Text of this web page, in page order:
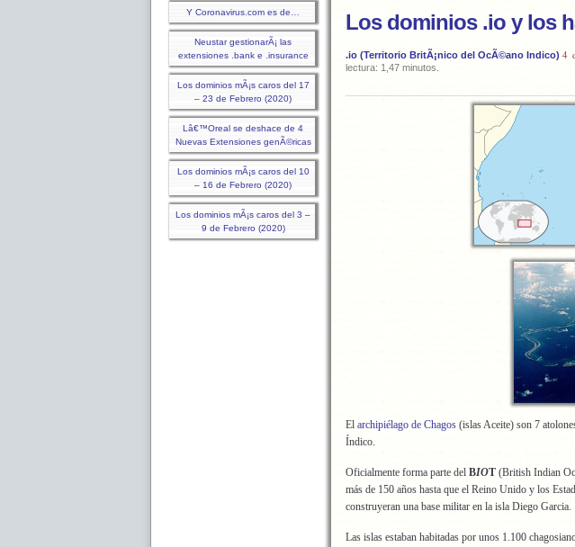
Y Coronavirus.com es de…
Neustar gestionarÃ¡ las
extensiones .bank e .insurance
Los dominios mÃ¡s caros del 17
– 23 de Febrero (2020)
Lâ€™Oreal se deshace de 4
Nuevas Extensiones genÃ©ricas
Los dominios mÃ¡s caros del 10
– 16 de Febrero (2020)
Los dominios mÃ¡s caros del 3 –
9 de Febrero (2020)
Los dominios .io y los
.io (Territorio BritÃ¡nico del OcÃ©ano Indico) 4
lectura: 1,47 minutos.
El archipiélago de Chagos (islas Aceite) son 7
Índico.
Oficialmente forma parte del BIOT (British Indian
más de 150 años hasta que el Reino Unido y los
construyeran una base militar en la isla Diego
Las islas estaban habitadas por unos 1.100